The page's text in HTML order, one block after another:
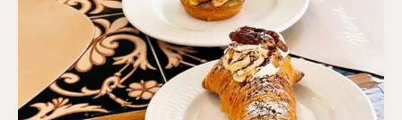
8 0